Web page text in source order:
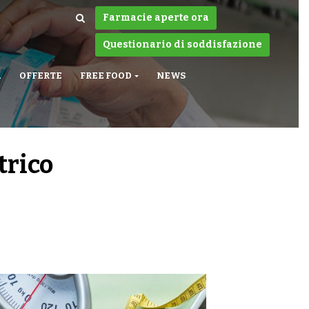
Farmacie aperte ora
Questionario di soddisfazione
OFFERTE FREE FOOD NEWS